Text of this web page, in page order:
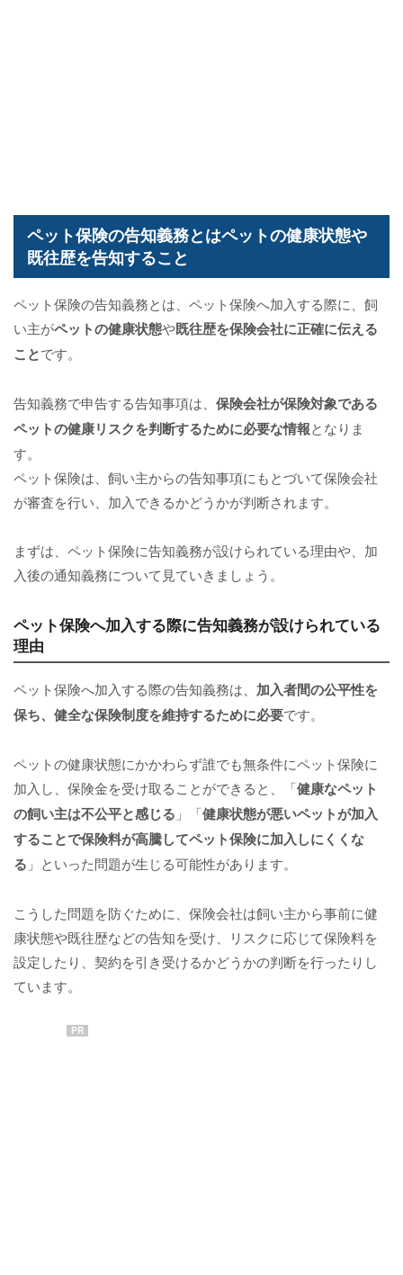
ペット保険の告知義務とはペットの健康状態や
既往歴を告知すること
ペット保険の告知義務とは、ペット保険へ加入する際に、飼
い主がペットの健康状態や既往歴を保険会社に正確に伝える
ことです。
告知義務で申告する告知事項は、 保険会社が保険対象である
ペットの健康リスクを判断するために必要な情報となりま
す。
ペット保険は、飼い主からの告知事項にもとづいて保険会社
が審査を行い、加入できるかどうかが判断されます。
まずは、ペット保険に告知義務が設けられている理由や、加
入後の通知義務について見ていきましょう。
ペット保険へ加入する際に告知義務が設けられている
理由
ペット保険へ加入する際の告知義務は、 加入者間の公平性を
保ち、健全な保険制度を維持するために必要です。
ペットの健康状態にかかわらず誰でも無条件にペット保険に
加入し、保険金を受け取ることができると、「健康なペット
の飼い主は不公平と感じる 」「健康状態が悪いペットが加入
することで保険料が高騰してペット保険に加入しにくくな
る 」といった問題が生じる可能性があります。
こうした問題を防ぐために、保険会社は飼い主から事前に健
康状態や既往歴などの告知を受け、リスクに応じて保険料を
設定したり、契約を引き受けるかどうかの判断を行ったりし
ています。
PR